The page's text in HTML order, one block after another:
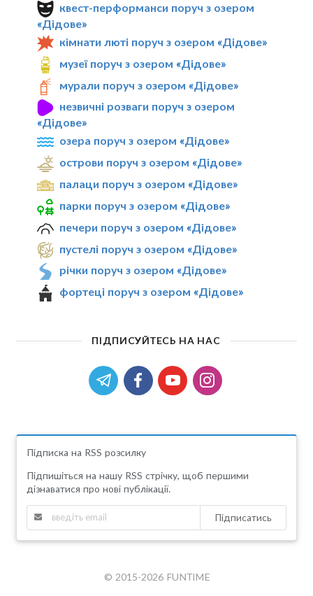
квест-перформанси поруч з озером
«Дідове»
кімнати люті поруч з озером «Дідове»
музеї поруч з озером «Дідове»
мурали поруч з озером «Дідове»
незвичні розваги поруч з озером
«Дідове»
озера поруч з озером «Дідове»
острови поруч з озером «Дідове»
палаци поруч з озером «Дідове»
парки поруч з озером «Дідове»
печери поруч з озером «Дідове»
пустелі поруч з озером «Дідове»
річки поруч з озером «Дідове»
фортеці поруч з озером «Дідове»
ПІДПИСУЙТЕСЬ НА НАС
Підписка на RSS розсилку
Підпишіться на нашу RSS стрічку, щоб першими
дізнаватися про нові публікації.
Підписатись
© 2015-2026 FUNTIME